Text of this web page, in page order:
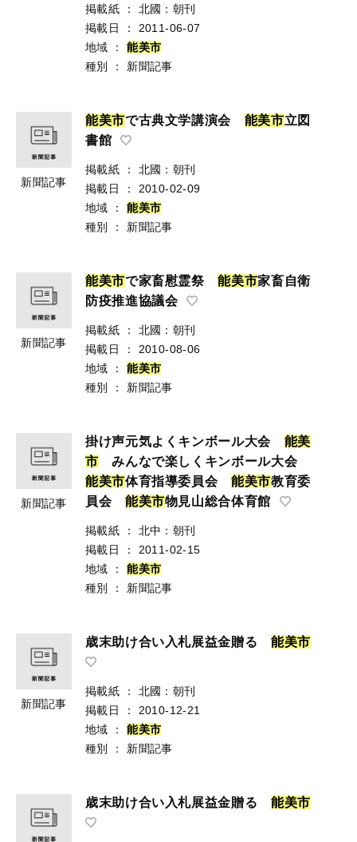
掲載紙 ：
北國：朝刊
掲載日
：
2011-06-07
地域
： 能美市
種別
： 新聞記事
新聞記事
能美市で古典文学講演会 能美市立図
書館
掲載紙 ：
北國：朝刊
掲載日
：
2010-02-09
地域
： 能美市
種別
： 新聞記事
新聞記事
能美市で家畜慰霊祭能美市家畜自衛
防疫推進協議会
掲載紙 ：
北國：朝刊
掲載日
：
2010-08-06
地域
： 能美市
種別
： 新聞記事
新聞記事
掛け声元気よくキンボール大会 能美
市 みんなで楽しくキンボール大会
能美市体育指導委員会能美市教育委
員会 能美市物見山総合体育館
掲載紙 ：
北中：朝刊
掲載日
：
2011-02-15
地域
： 能美市
種別
： 新聞記事
新聞記事
歳末助け合い入札展益金贈る 能美市
掲載紙 ：
北國：朝刊
掲載日
：
2010-12-21
地域
： 能美市
種別
： 新聞記事
歳末助け合い入札展益金贈る 能美市